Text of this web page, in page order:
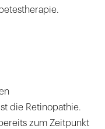
die Retinopathie.
zum Zeitpunkt